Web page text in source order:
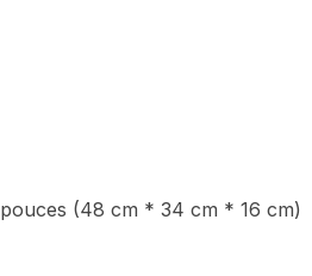
(48 cm * 34 cm * 16 cm)